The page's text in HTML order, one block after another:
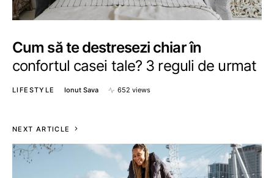
Cum să te destresezi chiar în
confortul casei tale? 3 reguli de urmat
LIFESTYLE Ionut Sava 652 views
NEXT ARTICLE